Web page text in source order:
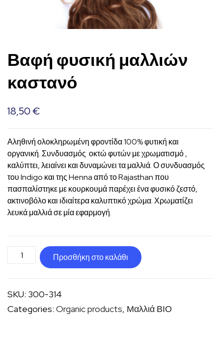
Βαφή φυσική μαλλιών
καστανό
18,50€
Αληθινή ολοκληρωμένη φροντίδα 100% φυτική και
οργανική. Συνδυασμός οκτώ φυτών με χρωματισμό ,
καλύπτει, λειαίνει και δυναμώνει τα μαλλιά. Ο συνδυασμός
του Indigo και της Henna από το Rajasthan που
πασπαλίστηκε με κουρκουμά παρέχει ένα φυσικό ζεστό,
ακτινοβόλο και ιδιαίτερα καλυπτικό χρώμα. Χρωματίζει
λευκά μαλλιά σε μία εφαρμογή.
Βαφή
φυσική
μαλλιών
καστανό
ποσότητα
Προσθήκη στο καλάθι
SKU: 300-314
Categories: Organic products, Μαλλιά ΒΙΟ